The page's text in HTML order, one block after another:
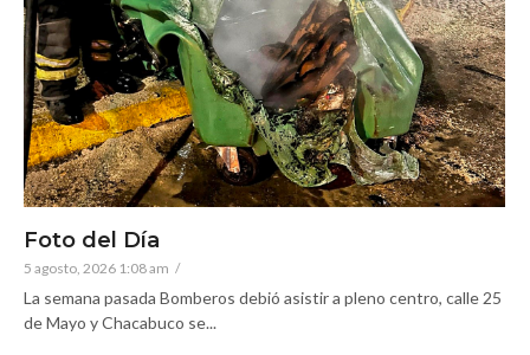
Foto del Día
5 agosto, 2026 1:08 am /
La semana pasada Bomberos debió asistir a pleno centro, calle 25
de Mayo y Chacabuco se...